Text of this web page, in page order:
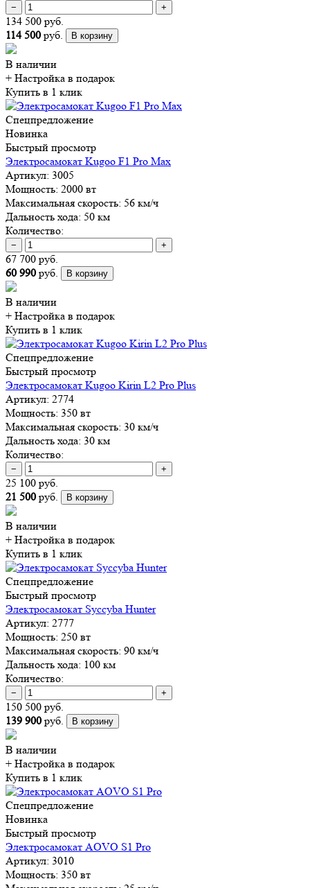
− +
134 500 руб.
114 500 руб. В корзину
В наличии
+ Настройка в подарок
Купить в 1 клик
Спецпредложение
Новинка
Быстрый просмотр
Электросамокат Kugoo F1 Pro Max
Артикул: 3005
Мощность: 2000 вт
Максимальная скорость: 56 км/ч
Дальность хода: 50 км
Количество:
− +
67 700 руб.
60 990 руб. В корзину
В наличии
+ Настройка в подарок
Купить в 1 клик
Спецпредложение
Быстрый просмотр
Электросамокат Kugoo Kirin L2 Pro Plus
Артикул: 2774
Мощность: 350 вт
Максимальная скорость: 30 км/ч
Дальность хода: 30 км
Количество:
− +
25 100 руб.
21 500 руб. В корзину
В наличии
+ Настройка в подарок
Купить в 1 клик
Спецпредложение
Быстрый просмотр
Электросамокат Syccyba Hunter
Артикул: 2777
Мощность: 250 вт
Максимальная скорость: 90 км/ч
Дальность хода: 100 км
Количество:
− +
150 500 руб.
139 900 руб. В корзину
В наличии
+ Настройка в подарок
Купить в 1 клик
Спецпредложение
Новинка
Быстрый просмотр
Электросамокат AOVO S1 Pro
Артикул: 3010
Мощность: 350 вт